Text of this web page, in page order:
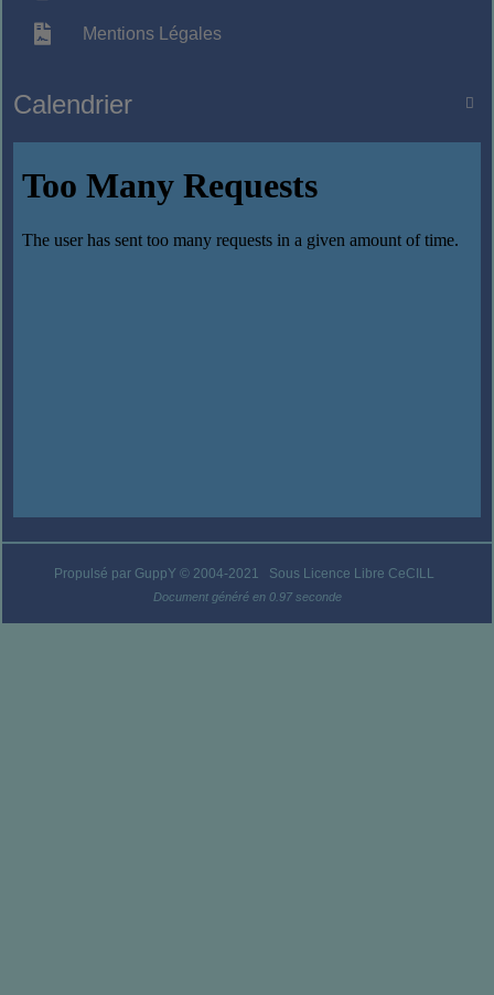
Mentions Légales

Calendrier
Propulsé par GuppY © 2004-2021 Sous Licence Libre CeCILL
Document généré en 0.97 seconde